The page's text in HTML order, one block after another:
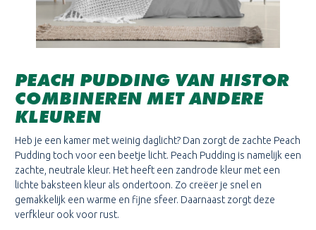
PEACH PUDDING VAN HISTOR
COMBINEREN MET ANDERE
KLEUREN
Heb je een kamer met weinig daglicht? Dan zorgt de zachte Peach
Pudding toch voor een beetje licht. Peach Pudding is namelijk een
zachte, neutrale kleur. Het heeft een zandrode kleur met een
lichte baksteen kleur als ondertoon. Zo creëer je snel en
gemakkelijk een warme en fijne sfeer. Daarnaast zorgt deze
verfkleur ook voor rust.